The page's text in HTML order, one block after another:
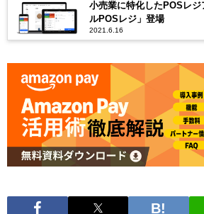
小売業に特化したPOSレ
ルPOSレジ」登場
2021.6.16